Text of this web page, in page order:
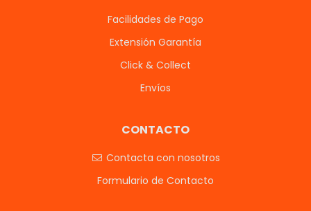
Facilidades de Pago
Extensión Garantía
Click & Collect
Envíos
CONTACTO
Contacta con nosotros
Formulario de Contacto